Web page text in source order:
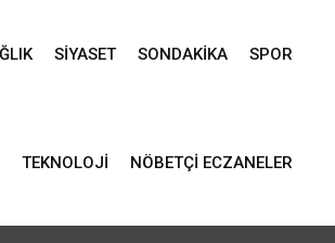
SIYASET SONDAKIKA SPOR
TEKNOLOJI NÖBETÇI ECZANELER